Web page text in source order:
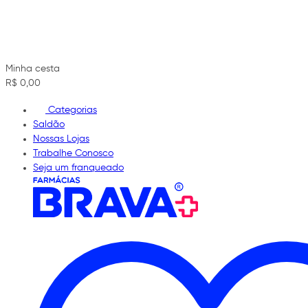
Minha cesta
R$ 0,00
Categorias
Saldão
Nossas Lojas
Trabalhe Conosco
Seja um franqueado